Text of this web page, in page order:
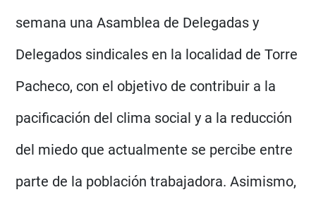
semana una Asamblea de Delegadas y
Delegados sindicales en la localidad de Torre
Pacheco, con el objetivo de contribuir a la
pacificación del clima social y a la reducción
del miedo que actualmente se percibe entre
parte de la población trabajadora. Asimismo,